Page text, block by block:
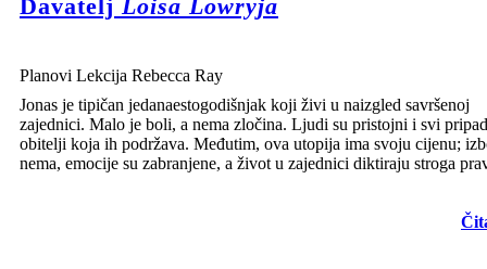
Davatelj Loisa Lowryja
Planovi Lekcija Rebecca Ray
Jonas je tipičan jedanaestogodišnjak koji živi u naizgled savršenoj
zajednici. Malo je boli, a nema zločina. Ljudi su pristojni i svi
obitelji koja ih podržava. Međutim, ova utopija ima svoju cijenu;
nema, emocije su zabranjene, a život u zajednici diktiraju stroga